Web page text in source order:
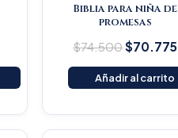
Biblia para niña de
promesas
$74.500$70.775
Añadir al carrito